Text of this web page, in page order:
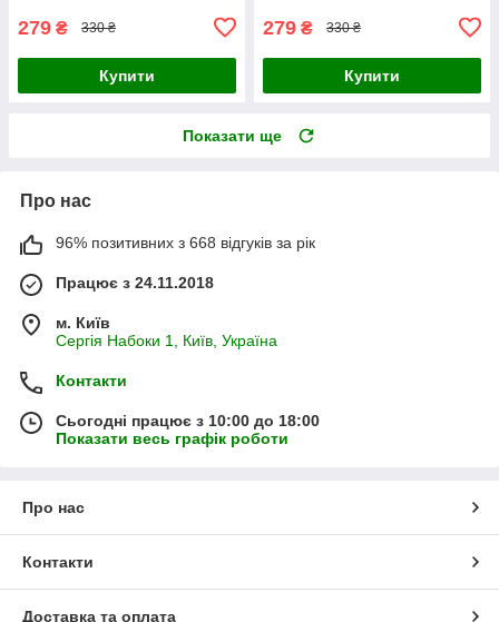
279 ₴ 330 ₴
Купити
279 ₴ 330 ₴
Купити
Показати ще
Про нас
96% позитивних з 668 відгуків за рік
Працює з 24.11.2018
м. Київ
Сергія Набоки 1, Київ, Україна
Контакти
Сьогодні працює з 10:00 до 18:00
Показати весь графік роботи
Про нас
Контакти
Доставка та оплата